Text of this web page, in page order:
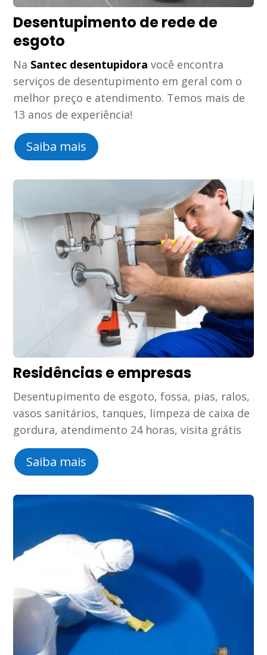
Desentupimento de rede de
esgoto
Na Santec desentupidora você encontra
serviços de desentupimento em geral com o
melhor preço e atendimento. Temos mais de
13 anos de experiência!
Saiba mais
Residências e empresas
Desentupimento de esgoto, fossa, pias, ralos,
vasos sanitários, tanques, limpeza de caixa de
gordura, atendimento 24 horas, visita grátis
Saiba mais